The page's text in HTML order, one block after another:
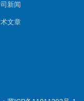
新闻
文章